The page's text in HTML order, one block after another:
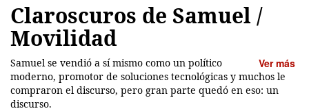
Claroscuros de Samuel /
Movilidad
Ver más
Samuel se vendió a sí mismo como un político
moderno, promotor de soluciones tecnológicas y muchos le
compraron el discurso, pero gran parte quedó en eso: un
discurso.